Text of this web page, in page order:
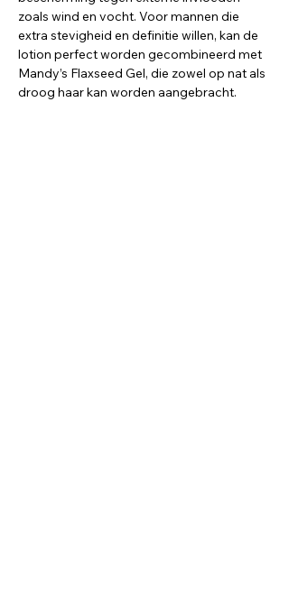
zoals wind en vocht. Voor mannen die
extra stevigheid en definitie willen, kan de
lotion perfect worden gecombineerd met
Mandy’s Flaxseed Gel, die zowel op nat als
droog haar kan worden aangebracht.